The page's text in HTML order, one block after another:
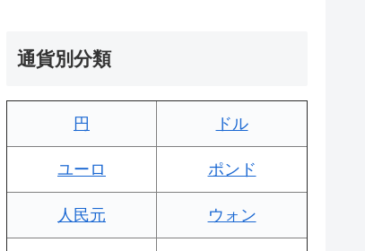
通貨別分類
円 ドル
ユーロ ポンド
人民元 ウォン